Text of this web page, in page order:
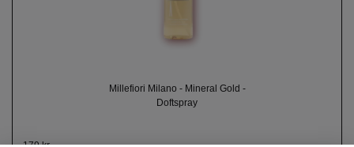
Millefiori Milano - Mineral Gold -
Doftspray